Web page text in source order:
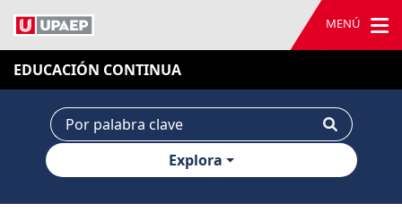
MENÚ
EDUCACIÓN CONTINUA
Explora